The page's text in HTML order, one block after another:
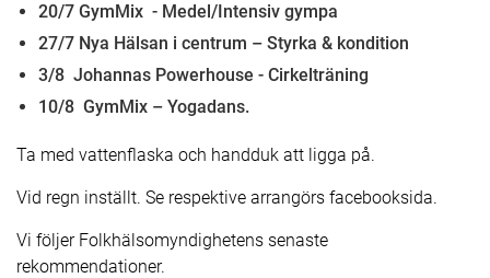
20/7 GymMix - Medel/Intensiv gympa
27/7 Nya Hälsan i centrum – Styrka & kondition
3/8 Johannas Powerhouse - Cirkelträning
10/8 GymMix – Yogadans.
Ta med vattenflaska och handduk att ligga på.
Vid regn inställt. Se respektive arrangörs facebooksida.
Vi följer Folkhälsomyndighetens senaste
rekommendationer.